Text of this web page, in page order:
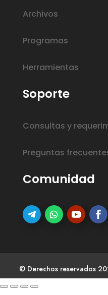
Archivos
Programas
Herramientas
Soporte
Consultas y
Preguntas
Comunidad
© Derechos reservados